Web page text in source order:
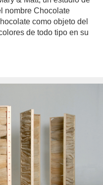
nombre Chocolate
como objeto del
de todo tipo en su
author/